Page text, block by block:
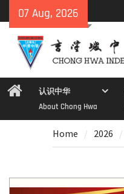
to
content
07 Aug, 2026
Home认识中华
About Chong Hwa
Home 2026